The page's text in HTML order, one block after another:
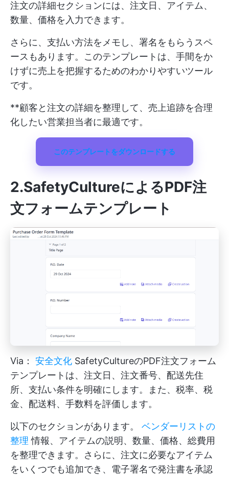
注文の詳細セクションには、注文日、アイテム、
数量、価格を入力できます。
さらに、支払い方法をメモし、署名をもらうスペ
ースもあります。このテンプレートは、手間をか
けずに売上を把握するためのわかりやすいツール
です。
**顧客と注文の詳細を整理して、売上追跡を合理
化したい営業担当者に最適です。
このテンプレートをダウンロードする
2.SafetyCultureによるPDF注
文フォームテンプレート
Via： 安全文化 SafetyCultureのPDF注文フォーム
テンプレートは、注文日、注文番号、配送先住
所、支払い条件を明確にします。また、税率、税
金、配送料、手数料を評価します。
以下のセクションがあります。 ベンダーリストの
整理 情報、アイテムの説明、数量、価格、総費用
を整理できます。さらに、注文に必要なアイテム
をいくつでも追加でき、電子署名で発注書を承認